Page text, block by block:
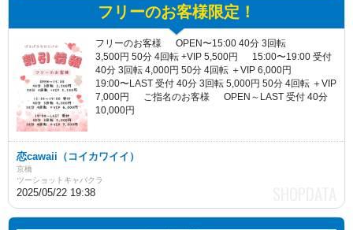
フリーのお客様限定！
フリーのお客様 OPEN〜15:00 40分 3回転
3,500円 50分 4回転 +VIP 5,500円 15:00〜19:00 受付
40分 3回転 4,000円 50分 4回転 ＋VIP 6,000円
19:00〜LAST 受付 40分 3回転 5,000円 50分 4回転 ＋VIP
7,000円 ご指名のお客様 OPEN～LAST 受付 40分
10,000円
恋cawaii（コイカワイイ）
京橋
ツーショットキャバクラ
2025/05/22 19:38